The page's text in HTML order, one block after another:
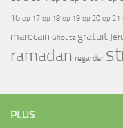
16 ep 17 ep 18 ep 19 ep 20 ep 21
marocain Ghouta gratuit
ramadan regarder
PLUS